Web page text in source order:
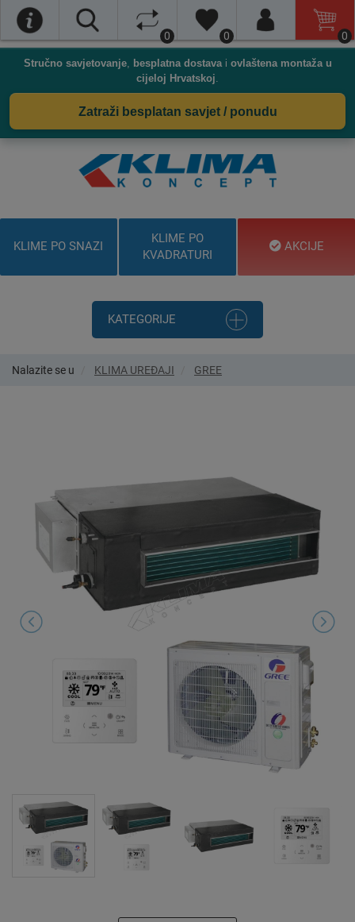
0 0 0
Stručno savjetovanje, besplatna dostavai ovlaštena montaža u
cijeloj Hrvatskoj.
Zatraži besplatan savjet / ponudu
KLIME PO SNAZI
KLIME PO
KVADRATURI
AKCIJE
KATEGORIJE
Nalazite se u KLIMA UREĐAJI GREE